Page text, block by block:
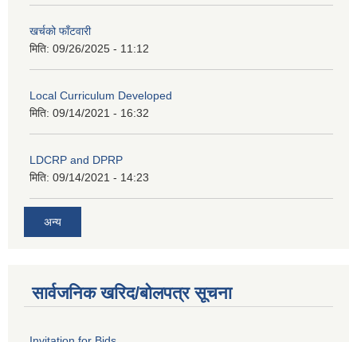
खर्चको फाँटवारी
मिति: 09/26/2025 - 11:12
Local Curriculum Developed
मिति: 09/14/2021 - 16:32
LDCRP and DPRP
मिति: 09/14/2021 - 14:23
अन्य
सार्वजनिक खरिद/बोलपत्र सूचना